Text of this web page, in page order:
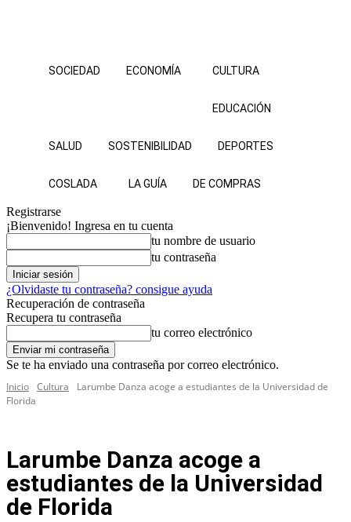
SOCIEDAD ECONOMÍA CULTURA
EDUCACIÓN
SALUD SOSTENIBILIDAD DEPORTES
COSLADA LA GUÍA DE COMPRAS
Registrarse
¡Bienvenido! Ingresa en tu cuenta
tu nombre de usuario
tu contraseña
¿Olvidaste tu contraseña? consigue ayuda
Recuperación de contraseña
Recupera tu contraseña
tu correo electrónico
Se te ha enviado una contraseña por correo electrónico.
Inicio Cultura
Larumbe Danza acoge a estudiantes de la Universidad de
Florida
Larumbe Danza acoge a
estudiantes de la Universidad
de Florida